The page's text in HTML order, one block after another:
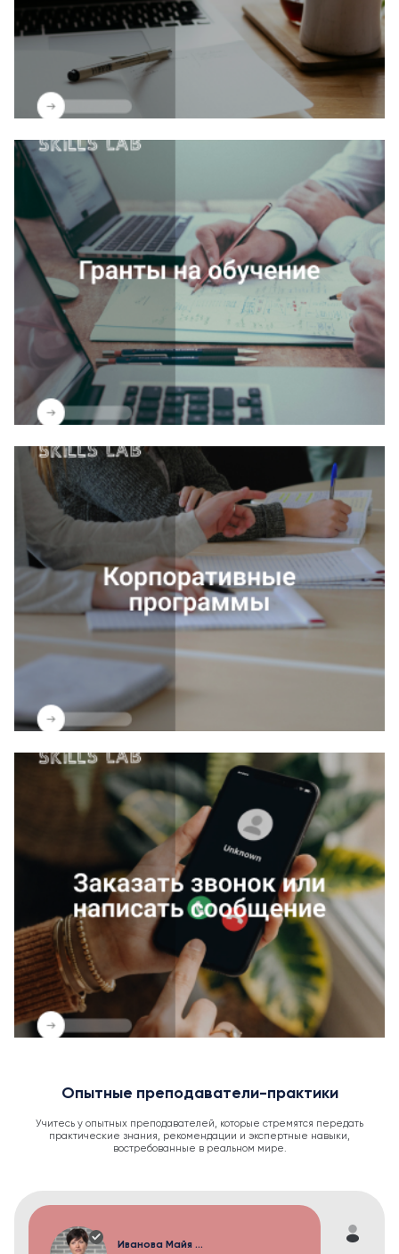
Опытные преподаватели-практики
Учитесь у опытных преподавателей, которые стремятся передать
практические знания, рекомендации и экспертные навыки,
востребованные в реальном мире.
Иванова Майя ...